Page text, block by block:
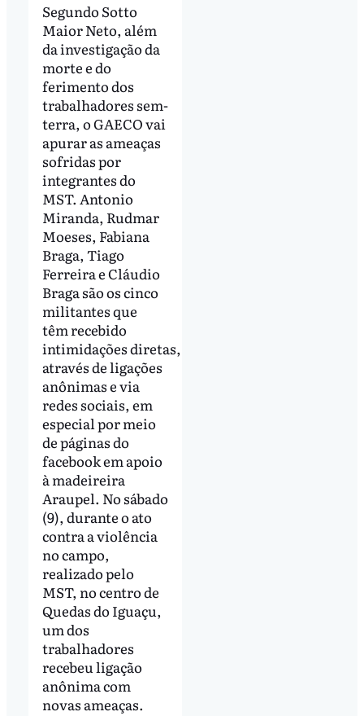
Segundo Sotto
Maior Neto, além
da investigação da
morte e do
ferimento dos
trabalhadores sem-
terra, o GAECO vai
apurar as ameaças
sofridas por
integrantes do
MST. Antonio
Miranda, Rudmar
Moeses, Fabiana
Braga, Tiago
Ferreira e Cláudio
Braga são os cinco
militantes que
têm recebido
intimidações diretas,
através de ligações
anônimas e via
redes sociais, em
especial por meio
de páginas do
facebook em apoio
à madeireira
Araupel. No sábado
(9), durante o ato
contra a violência
no campo,
realizado pelo
MST, no centro de
Quedas do Iguaçu,
um dos
trabalhadores
recebeu ligação
anônima com
novas ameaças.